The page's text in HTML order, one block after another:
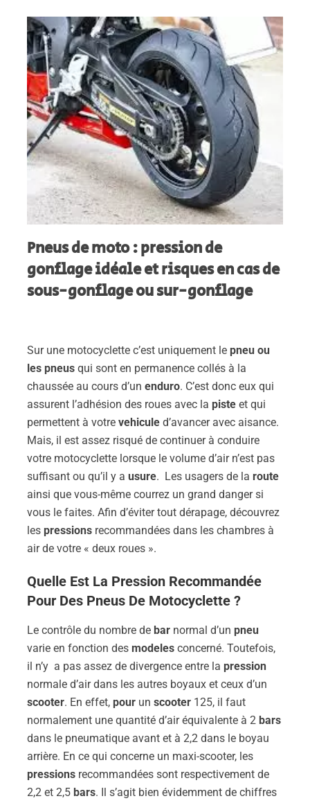
Pneus de moto : pression de
gonflage idéale et risques en cas de
sous-gonflage ou sur-gonflage
Sur une motocyclette c’est uniquement le pneu ou
les pneus qui sont en permanence collés à la
chaussée au cours d’un enduro. C’est donc eux qui
assurent l’adhésion des roues avec la piste et qui
permettent à votre vehicule d’avancer avec aisance.
Mais, il est assez risqué de continuer à conduire
votre motocyclette lorsque le volume d’air n’est pas
suffisant ou qu’il y a usure. Les usagers de la route
ainsi que vous-même courrez un grand danger si
vous le faites. Afin d’éviter tout dérapage, découvrez
les pressions recommandées dans les chambres à
air de votre « deux roues ».
Quelle Est La Pression Recommandée
Pour Des Pneus De Motocyclette ?
Le contrôle du nombre de bar normal d’un pneu
varie en fonction des modeles concerné. Toutefois,
il n’y a pas assez de divergence entre la pression
normale d’air dans les autres boyaux et ceux d’un
scooter. En effet, pour un scooter 125, il faut
normalement une quantité d’air équivalente à 2 bars
dans le pneumatique avant et à 2,2 dans le boyau
arrière. En ce qui concerne un maxi-scooter, les
pressions recommandées sont respectivement de
2,2 et 2,5 bars. Il s’agit bien évidemment de chiffres